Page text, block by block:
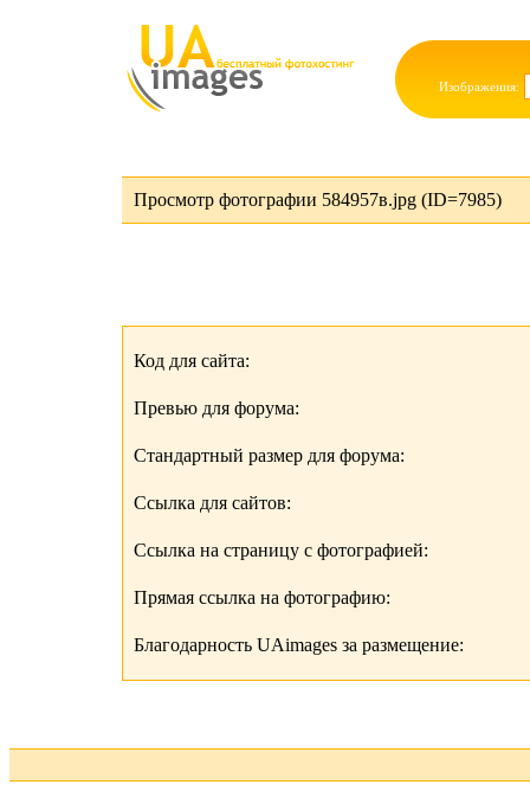
Изображения:
Просмотр фотографии 584957в.jpg (ID=7985)
Код для сайта:
Превью для форума:
Стандартный размер для форума:
Ссылка для сайтов:
Ссылка на страницу с фотографией:
Прямая ссылка на фотографию:
Благодарность UAimages за размещение: